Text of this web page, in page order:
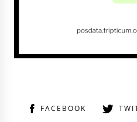
FACEBOOK